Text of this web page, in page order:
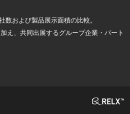
および製品展示面積の比較。
え、共同出展するグループ企業・パート